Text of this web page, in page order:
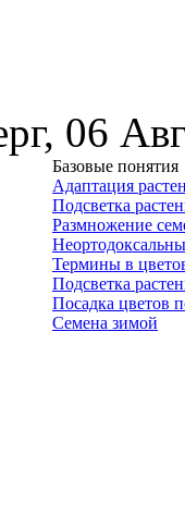
06
Базовые понятия
Адаптация
Подсветка
Размножение
Термины в
Подсветка
Посадка цветов
Семена зимой